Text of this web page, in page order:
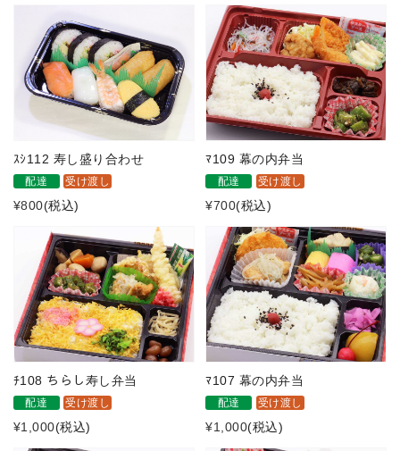
ｽｼ112 寿し盛り合わせ
配達 受け渡し
¥800(税込)
ﾏ109 幕の内弁当
配達 受け渡し
¥700(税込)
ﾁ108 ちらし寿し弁当
配達 受け渡し
¥1,000(税込)
ﾏ107 幕の内弁当
配達 受け渡し
¥1,000(税込)